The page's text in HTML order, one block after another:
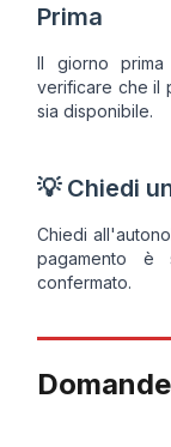
Prima
Il giorno
verificare che il
sia disponibile.
💡 Chiedi
Chiedi
pagamento
confermato.